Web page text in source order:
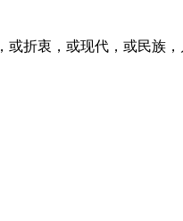
折衷，或现代，或民族